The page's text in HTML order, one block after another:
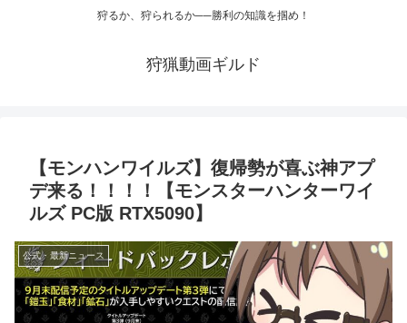
狩るか、狩られるか──勝利の知識を掴め！
狩猟動画ギルド
【モンハンワイルズ】復帰勢が喜ぶ神アプ
デ来る！！！！【モンスターハンターワイ
ルズ PC版 RTX5090】
公式・最新ニュース